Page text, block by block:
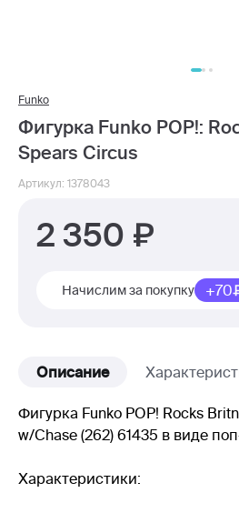
Funko
Фигурка Funko POP!:
Spears Circus
Артикул: 1378043
2 350
Начислим за покупку +70
Описание
Фигурка Funko POP! Rocks
w/Chase (262) 61435 в виде
Характеристики: